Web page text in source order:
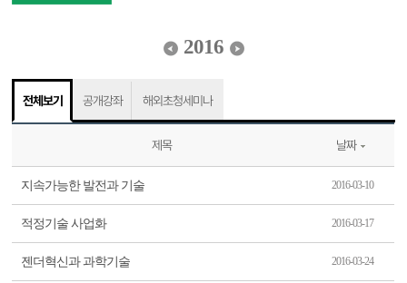
2016
전체보기 공개강좌 해외초청세미나
제목 날짜
지속가능한 발전과 기술 2016-03-10
적정기술 사업화 2016-03-17
젠더혁신과 과학기술 2016-03-24